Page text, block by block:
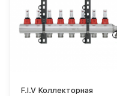
F.I.V Коллекторная